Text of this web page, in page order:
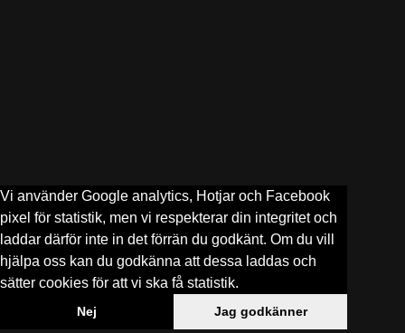
Vi använder Google analytics, Hotjar och Facebook
pixel för statistik, men vi respekterar din integritet och
laddar därför inte in det förrän du godkänt. Om du vill
hjälpa oss kan du godkänna att dessa laddas och
sätter cookies för att vi ska få statistik.
Nej Jag godkänner